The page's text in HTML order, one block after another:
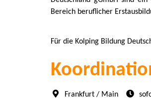
Für die Kolping Bildung
Frankfurt / Main
Bereich beruflicher